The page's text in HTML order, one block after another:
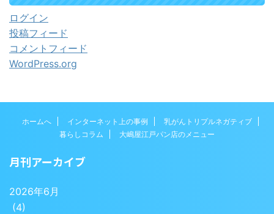
ログイン
投稿フィード
コメントフィード
WordPress.org
ホームへ インターネット上の事例
乳がんトリプルネガティブ
暮らしコラム
大嶋屋江戸パン店のメニュー
月刊アーカイブ
2026年6月
(4)